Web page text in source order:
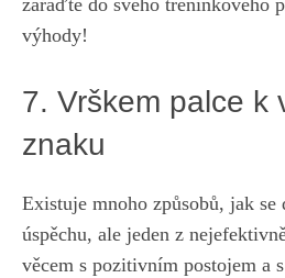
zařaďte do svého tréninkového
výhody!
7. Vrškem palce ‌k
znaku
Existuje mnoho způsobů, jak se
úspěchu, ale jeden z
věcem ‍s pozitivním postojem a